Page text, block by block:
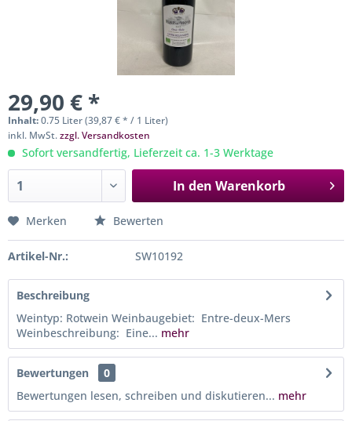
29,90 € *
Inhalt:0.75 Liter (39,87 € * / 1 Liter)
inkl. MwSt.zzgl. Versandkosten
Sofort versandfertig, Lieferzeit ca. 1-3 Werktage
In den Warenkorb
Merken Bewerten
Artikel-Nr.: SW10192
Beschreibung
Weintyp: Rotwein Weinbaugebiet: Entre-deux-Mers
Weinbeschreibung: Eine... mehr
Bewertungen
0
Bewertungen lesen, schreiben und diskutieren... mehr